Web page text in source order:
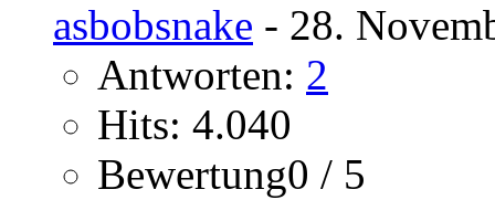
asbobsnake - 28.
Antworten: 2
Hits: 4.040
Bewertung0 / 5